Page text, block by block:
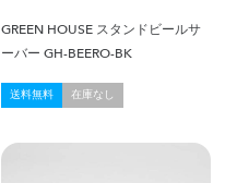
GREEN HOUSE スタンドビールサ
ーバー GH-BEERO-BK
送料無料 在庫なし